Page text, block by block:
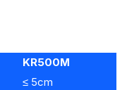
KR500M
≤ 5cm